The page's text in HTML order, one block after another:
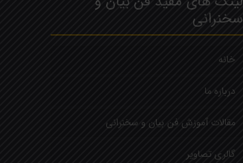
سخنرانی
خانه
درباره ما
مقالات آموزش فن بیان و سخنرانی
گالری تصاویر